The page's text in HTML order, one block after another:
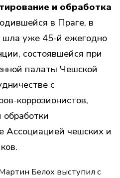
и обработка
в Праге, в
шла уже 45-й ежегодно
состоявшейся при
палаты Чешской
с
коррозионистов,
Ассоциацией чешских и
Белох выступил с